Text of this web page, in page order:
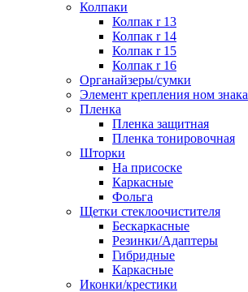
Колпаки
Колпак r 13
Колпак r 14
Колпак r 15
Колпак r 16
Органайзеры/сумки
Элемент крепления ном знака
Пленка
Пленка защитная
Пленка тонировочная
Шторки
На присоске
Каркасные
Фольга
Щетки стеклоочистителя
Бескаркасные
Резинки/Адаптеры
Гибридные
Каркасные
Иконки/крестики